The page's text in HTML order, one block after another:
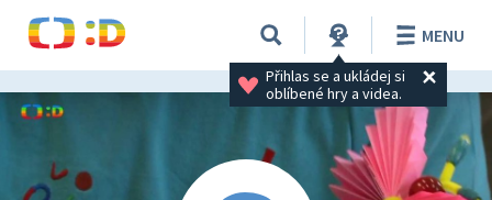
Přihlas se a ukládej si
oblíbené hry a videa.
MENU